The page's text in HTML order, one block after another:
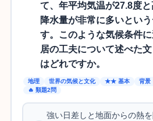
て、年平均気温が27.8度
降水量が非常に多いとい
す。このような気候条件
居の工夫について述べた
はどれですか。
地理 世界の気候と文化 ★★ 基本 背景
🔥 類題2問
強い日差しと地面からの熱